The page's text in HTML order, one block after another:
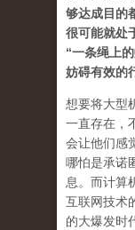
够达成目的
很可能就处
“一条绳上
妨碍有效的
想要将大型
一直存在，
会让他们感
哪怕是承诺
息。而计算
互联网技术
的大爆发时